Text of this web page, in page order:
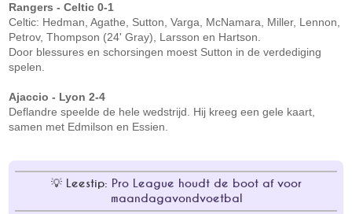
Rangers - Celtic 0-1
Celtic: Hedman, Agathe, Sutton, Varga, McNamara, Miller, Lennon,
Petrov, Thompson (24' Gray), Larsson en Hartson.
Door blessures en schorsingen moest Sutton in de verdediging
spelen.
Ajaccio - Lyon 2-4
Deflandre speelde de hele wedstrijd. Hij kreeg een gele kaart,
samen met Edmilson en Essien.
Leestip: Pro League houdt de boot af voor
maandagavondvoetbal